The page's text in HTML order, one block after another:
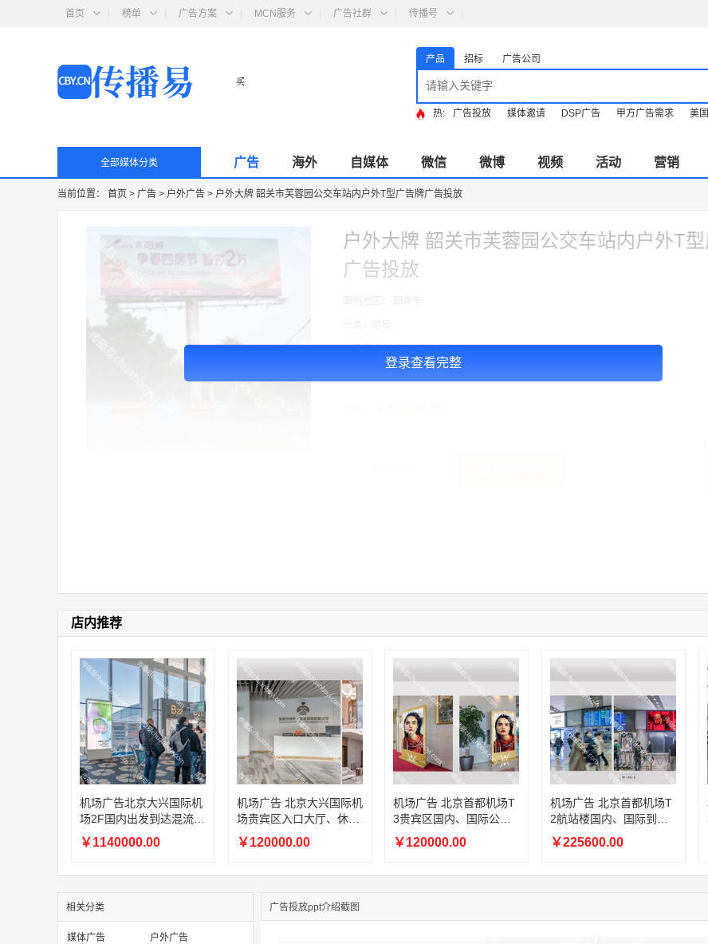
首页 榜单 广告方案 MCN服务 广告社群 传播号
产品 招标 广告公司
热: 广告投放 媒体邀请 DSP广告 甲方广告需求 美
全部媒体分类 广告 海外 自媒体 微信 微博 视频 活动 营销
当前位置： 首页 > 广告 > 户外广告 > 户外大牌 韶关市芙蓉园公交车站内户外T型广告牌广告投放
登录查看完整
户外大牌 韶关市芙蓉园公交车站内户外T
广告投放
04:09:07
182****6963
联系了该媒体所在商家
11:44:28
130****3379
联系了该媒体所在商家
08:36:41
191****0991
联系了该媒体所在商家
05:24:34 186****8762
联系了该媒体所在商家
06:11:20 166****9198
联系了该媒体所在商家
05:17:23 182****1341
联系了该媒体所在商家
05:13:40
联系了该媒体所在商家
08:52:47 155****6115 联系了该媒体所在商家
03:27:46 181****7631
联系了该媒体所在商家
03:18:49 173****0620 联系了该媒体所在商家
03:42:33 158****0746 联系了该媒体所在商家
店内推荐
机场广告北京大兴国际机
场2F国内出发到达混流
区、1F国内远机位出发候
机区LED刷屏广告
￥1140000.00
机场广告 北京大兴国际机
场贵宾区入口大厅、休息
区、通道以及餐厅区域电
子刷屏广告
￥120000.00
机场广告 北京首都机场T
3贵宾区国内、国际公共
区域电子刷屏广告
￥120000.00
机场广告 北京首都机场T
2航站楼国内、国际到达
出口上方LED大屏广告
￥225600.00
相关分类
媒体广告 户外广告
广告投放ppt介绍截图